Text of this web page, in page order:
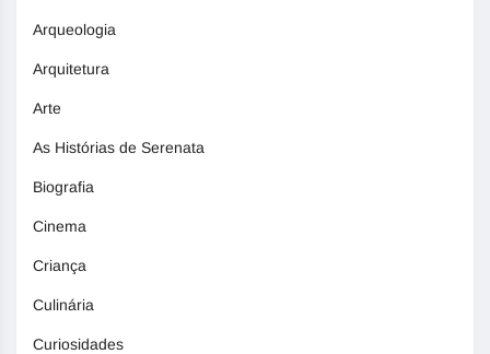
Arqueologia
Arquitetura
Arte
As Histórias de Serenata
Biografia
Cinema
Criança
Culinária
Curiosidades